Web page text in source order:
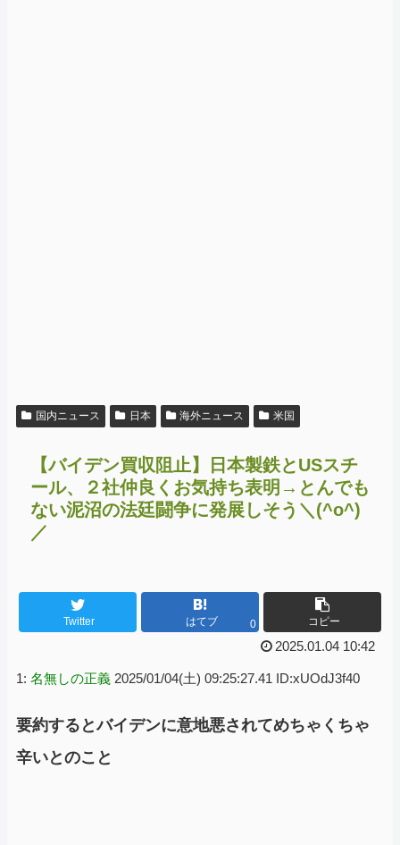
国内ニュース 日本 海外ニュース 米国
【バイデン買収阻止】日本製鉄とUSスチ
ール、２社仲良くお気持ち表明→とんでも
ない泥沼の法廷闘争に発展しそう＼(^o^)
／
Twitter はてブ 0 コピー
2025.01.04 10:42
1: 名無しの正義 2025/01/04(土) 09:25:27.41 ID:xUOdJ3f40
要約するとバイデンに意地悪されてめちゃくちゃ
辛いとのこと